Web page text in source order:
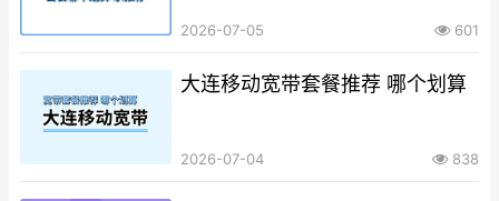
2026-07-05 601
大连移动宽带套餐推荐 哪个划算
2026-07-04 838